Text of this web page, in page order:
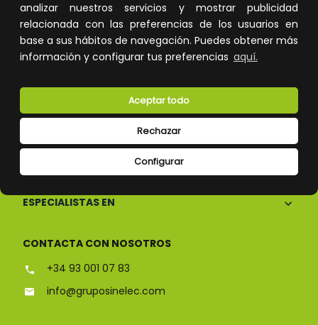
analizar nuestros servicios y mostrar publicidad
relacionada con las preferencias de los usuarios en
base a sus hábitos de navegación. Puedes obtener más
información y configurar tus preferencias aquí.
Configurar
Rechazar
Aceptar todo
Atención al cliente
ESPECIALISTAS EN
CONTACTA CON NOSOTROS
+34 93 001 07 83
info@gruposinelec.com